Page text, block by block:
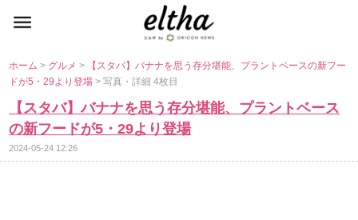
ホーム> グルメ>
【スタバ】バナナを思う存分堪能、プラントベースの新フー
ドが5・29より登場> 写真・詳細 4枚目
【スタバ】バナナを思う存分堪能、プラントベース
の新フードが5・29より登場
2024-05-24 12:26